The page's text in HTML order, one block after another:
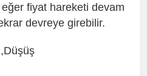
fiyat hareketi devam
devreye girebilir.